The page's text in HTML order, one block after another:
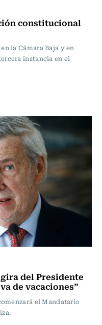
constitucional
la Cámara Baja y en
instancia en el
del Presidente
de vacaciones”
el Mandatario